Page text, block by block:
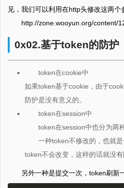
见，我们可以利用在http头修改这两个
http://zone.wooyun.org/content/
0x02.基于token的防护
token在cookie中
如果token基于cookie，由于
防护是没有意义的。
token在session中
token在session中也分为两
一种token不修改的，也就
token不会改变，这样的话就没有
另外一种是提交一次，token刷新